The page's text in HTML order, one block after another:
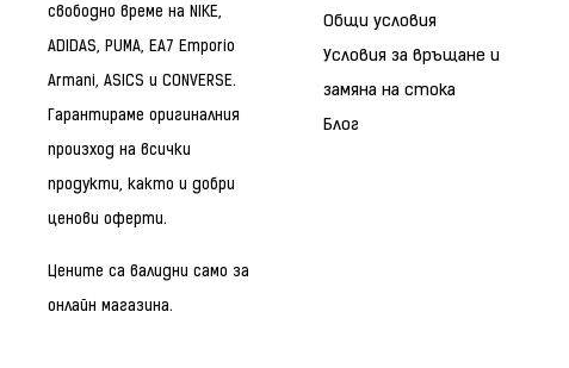
свободно време на NIKE,
ADIDAS, PUMA, EA7 Emporio
Armani, ASICS и CONVERSE.
Гарантираме оригиналния
произход на всички
продукти, както и добри
ценови оферти.
Цените са валидни само за
онлайн магазина.
Общи условия
Условия за връщане и
замяна на стока
Блог